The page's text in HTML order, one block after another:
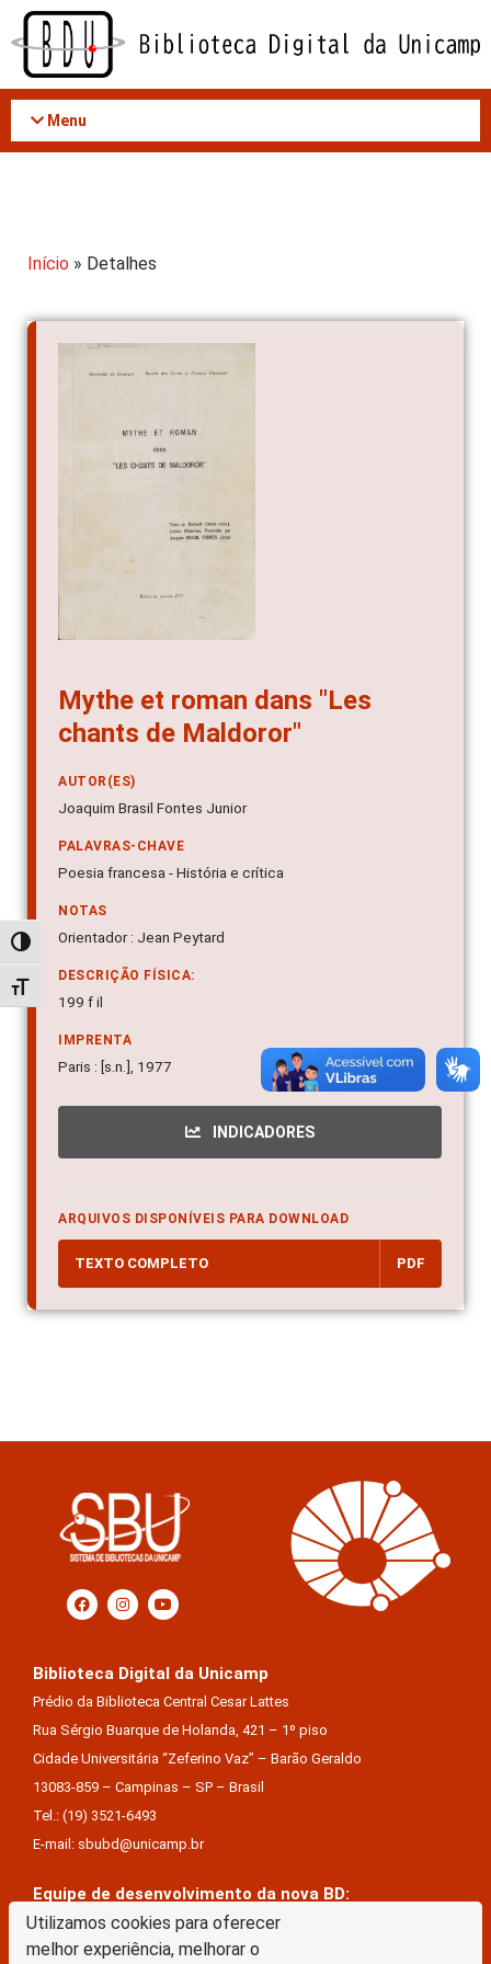
Utilizamos cookies para oferecer
melhor experiência, melhorar o
Acessar
conteúdo
Alternar alto contraste
Alternar tamanho da fonte
Menu
Início » Detalhes
Mythe et roman dans "Les
chants de Maldoror"
AUTOR(ES)
Joaquim Brasil Fontes Junior
PALAVRAS-CHAVE
Poesia francesa - História e crítica
NOTAS
Orientador : Jean Peytard
DESCRIÇÃO FÍSICA:
199 f il
IMPRENTA
Paris : [s.n.], 1977
INDICADORES
ARQUIVOS DISPONÍVEIS PARA DOWNLOAD
TEXTO COMPLETO PDF
Biblioteca Digital da Unicamp
Prédio da Biblioteca Central Cesar Lattes
Rua Sérgio Buarque de Holanda, 421 – 1º piso
Cidade Universitária “Zeferino Vaz” – Barão Geraldo
13083-859 – Campinas – SP – Brasil
Tel.: (19) 3521-6493
E-mail: sbubd@unicamp.br
Equipe de desenvolvimento da nova BD:
Keite Aparecida Duarte
Márcio Vinícius De Jesus Almeida